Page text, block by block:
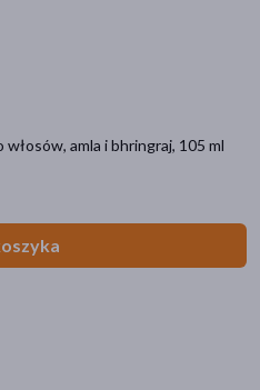
amla i bhringraj, 105 ml